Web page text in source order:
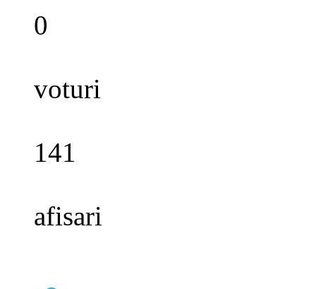
0
voturi
141
afisari